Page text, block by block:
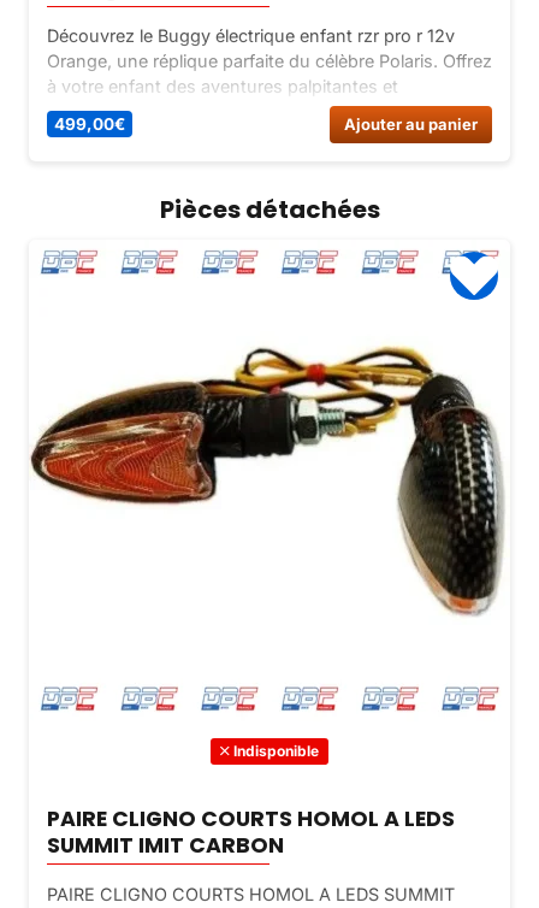
Découvrez le Buggy électrique enfant rzr pro r 12v
Orange, une réplique parfaite du célèbre Polaris. Offrez
à votre enfant des aventures palpitantes et
inoubliables avec ce buggy électrique confortable et
sécurisé.
499,00€ Ajouter au panier
Pièces détachées
Indisponible
PAIRE CLIGNO COURTS HOMOL A LEDS
SUMMIT IMIT CARBON
PAIRE CLIGNO COURTS HOMOL A LEDS SUMMIT